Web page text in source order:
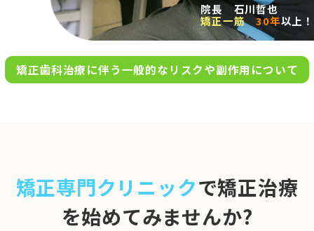
お問い合わせ
完全
0120-695-578
※日曜は不定期で診療してい
ます
院長 石川哲也
矯正一筋
30年以上！
矯正歯科治療に伴う一般的なリスクや副作用について
矯正専門クリニックで矯正治療
を始めてみませんか?